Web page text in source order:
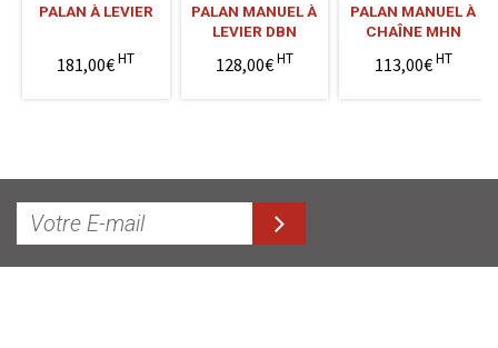
PALAN À LEVIER
181,00€HT
PALAN MANUEL À
LEVIER DBN
128,00€HT
PALAN MANUEL À
CHAÎNE MHN
113,00€HT